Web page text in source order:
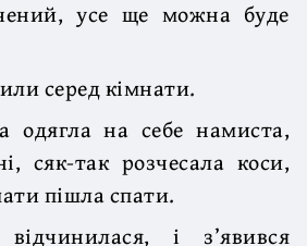
усе ще можна буде
серед кімнати.
одягла на себе намиста,
сяк-так розчесала коси,
пішла спати.
і з’явився